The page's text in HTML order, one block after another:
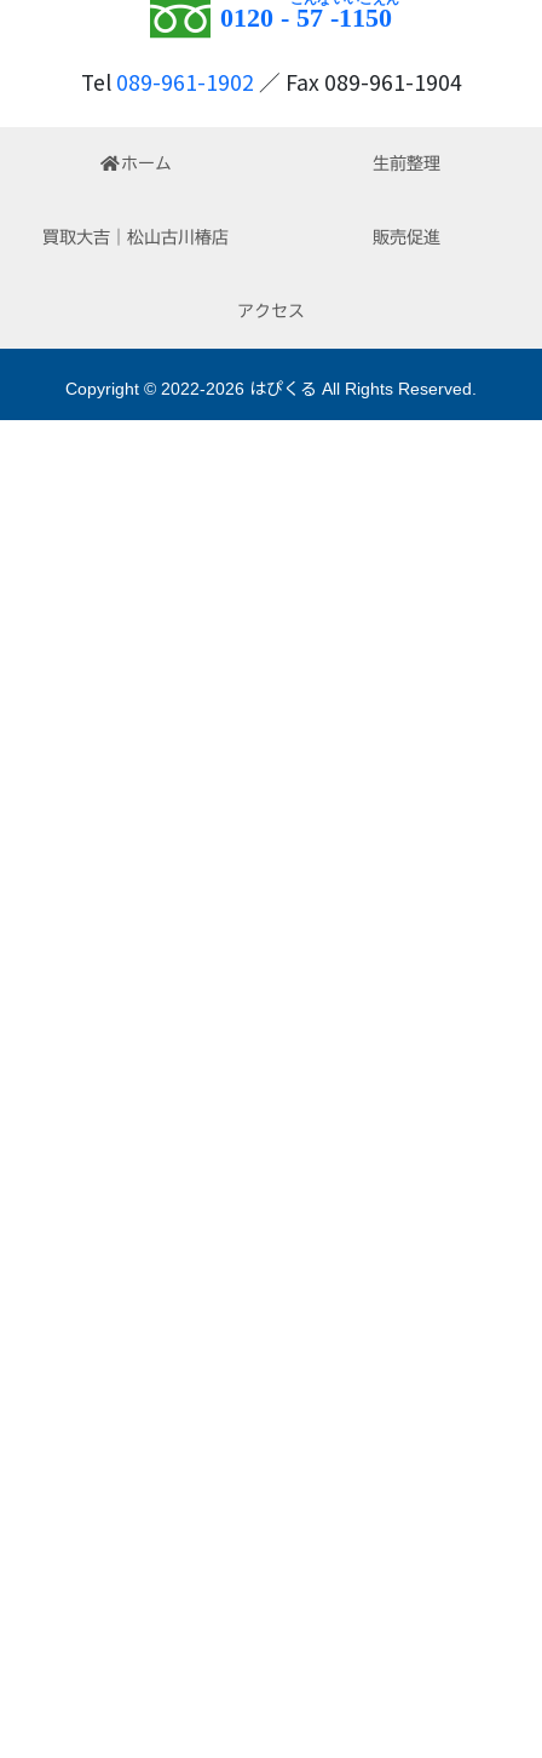
0120 - 57 -1150
Tel 089-961-1902 ／ Fax 089-961-1904
ホーム 生前整理
買取大吉｜松山古川椿店 販売促進
アクセス
Copyright © 2022-2026 はぴくる All Rights Reserved.